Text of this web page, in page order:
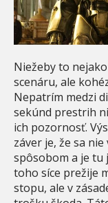
Niežeby to
scenáru, ale
Nepatrím medzi
sekúnd prestrih
ich pozornosť.
záver je, že sa
spôsobom a je tu
toho síce prežije
stopu, ale v